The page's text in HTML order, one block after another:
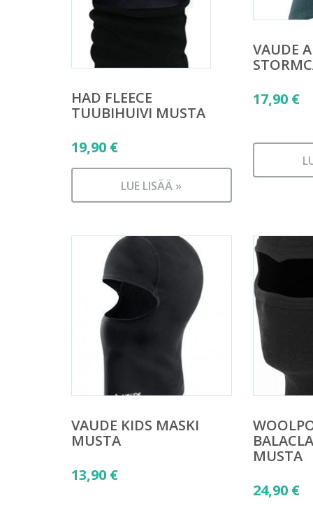
HAD FLEECE
TUUBIHUIVI MUSTA
19,90 €
LUE LISÄÄ »
VAUDE
17,90 €
VAUDE KIDS MASKI
MUSTA
13,90 €
MUSTA
24,90 €